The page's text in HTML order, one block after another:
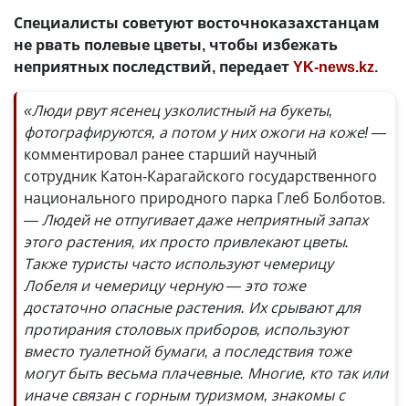
Специалисты советуют восточноказахстанцам
не рвать полевые цветы, чтобы избежать
неприятных последствий, передаетYK-news.kz.
«Люди рвут ясенец узколистный на букеты,
фотографируются, а потом у них ожоги на коже!—
комментировал ранее старший научный
сотрудник Катон-Карагайского государственного
национального природного парка Глеб Болботов.
— Людей не отпугивает даже неприятный запах
этого растения, их просто привлекают цветы.
Также туристы часто используют чемерицу
Лобеля и чемерицу черную — это тоже
достаточно опасные растения. Их срывают для
протирания столовых приборов, используют
вместо туалетной бумаги, а последствия тоже
могут быть весьма плачевные. Многие, кто так или
иначе связан с горным туризмом, знакомы с